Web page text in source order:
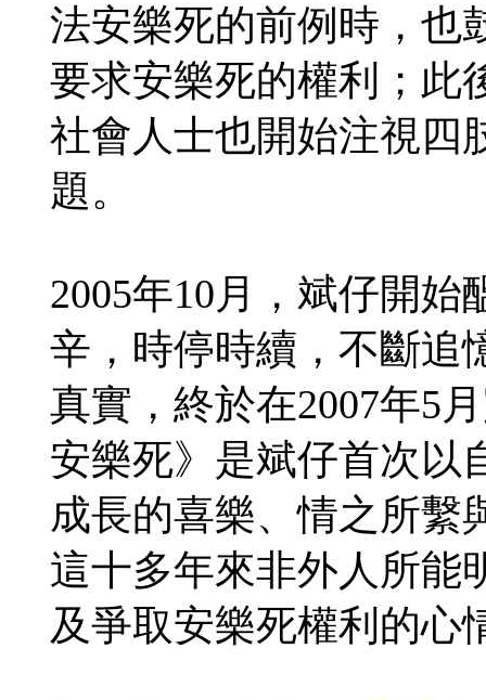
法安樂死的前例時，也
要求安樂死的權利；此
社會人士也開始注視四
題。
2005年10月，斌仔開
辛，時停時續，不斷追
真實，終於在2007年5
安樂死》是斌仔首次以
成長的喜樂、情之所繫
這十多年來非外人所能
及爭取安樂死權利的心